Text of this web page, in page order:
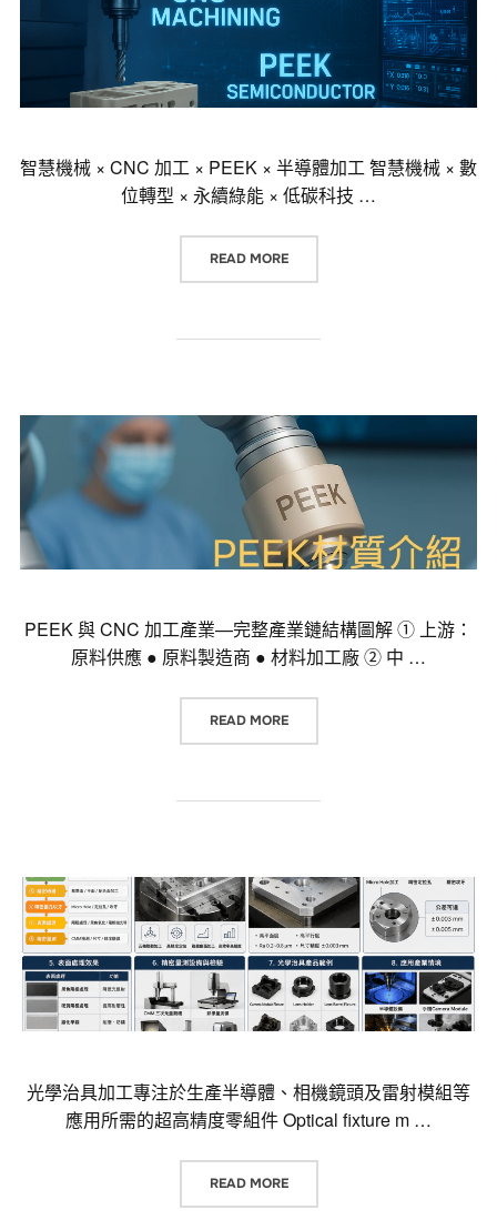
智慧機械 × CNC 加工 × PEEK × 半導體加工 智慧機械 × 數
位轉型 × 永續綠能 × 低碳科技 …
READ MORE“智慧機械 × CNC 加工 × PEEK ×
PEEK 與 CNC 加工產業—完整產業鏈結構圖解 ① 上游：
原料供應 ● 原料製造商 ● 材料加工廠 ② 中 …
READ MORE“PEEK 與 CNC 加工產業—完整產
光學治具加工專注於生產半導體、相機鏡頭及雷射模組等
應用所需的超高精度零組件 Optical fixture m …
READ MORE“光學治具加工（OPTICAL